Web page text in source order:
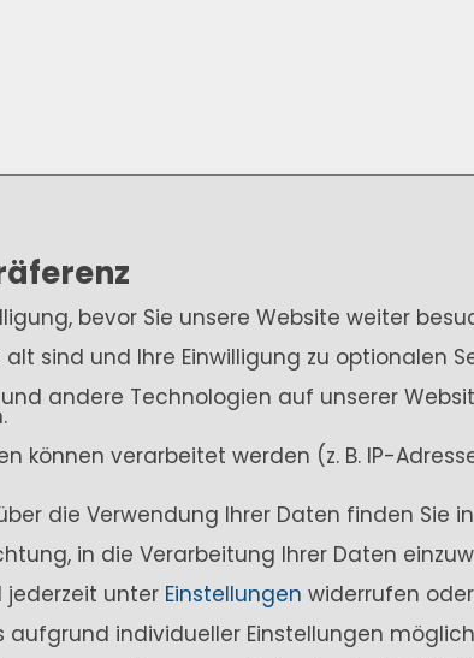
bevor Sie unsere Website weiter
alt sind und Ihre Einwilligung zu optionalen
andere Technologien auf unserer
können verarbeitet werden (z. B. IP-
die Verwendung Ihrer Daten finden Sie
in die Verarbeitung Ihrer Daten
jederzeit unter Einstellungen widerrufen
aufgrund individueller Einstellungen